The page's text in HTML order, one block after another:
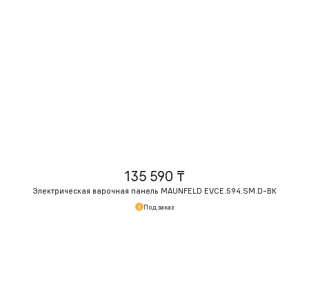
135 590 ₸
Электрическая варочная панель MAUNFELD EVCE.594.SM. D-BK
Под заказ